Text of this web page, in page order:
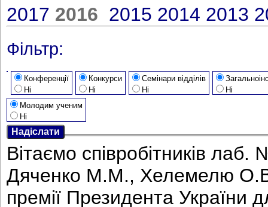
2017 2016 2015 2014 2013
Фільтр:
Конференції
Ні
Конкурси
Ні
Семінари відділів
Ні
Ні
Молодим ученим
Ні
Вітаємо співробітників
Дяченко М.М., Хелемелю
премії Президента України